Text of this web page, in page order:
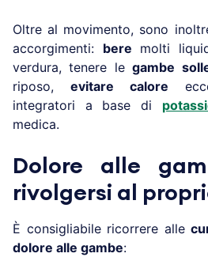
Oltre al movimento, sono
accorgimenti: bere molti
verdura, tenere legambe
riposo, evitare calore
integratori a base di
medica.
Dolore alle
rivolgersi al
È consigliabile ricorrere alle
dolore alle gambe: